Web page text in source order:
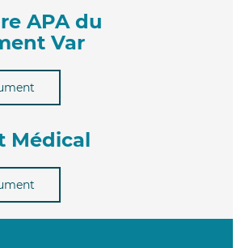
APA du
Var
Médical